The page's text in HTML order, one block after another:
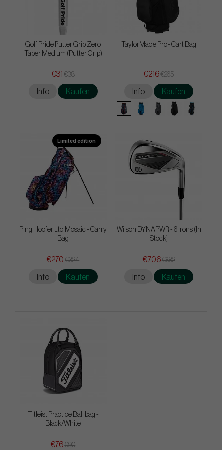
Golf Pride Putter Grip Zero
Taper Medium (Putter Grip)
€31 €38
Info Kaufen
TaylorMade Pro - Cart Bag
€216€265
Info Kaufen
Limited edition
Ping Hoofer Ltd Mosaic - Carry
Bag
€270 €324
Info Kaufen
Wilson DYNAPWR - 6 irons (In
Stock)
€706€882
Info Kaufen
Titleist Practice Ball bag -
Black/White
€76€90